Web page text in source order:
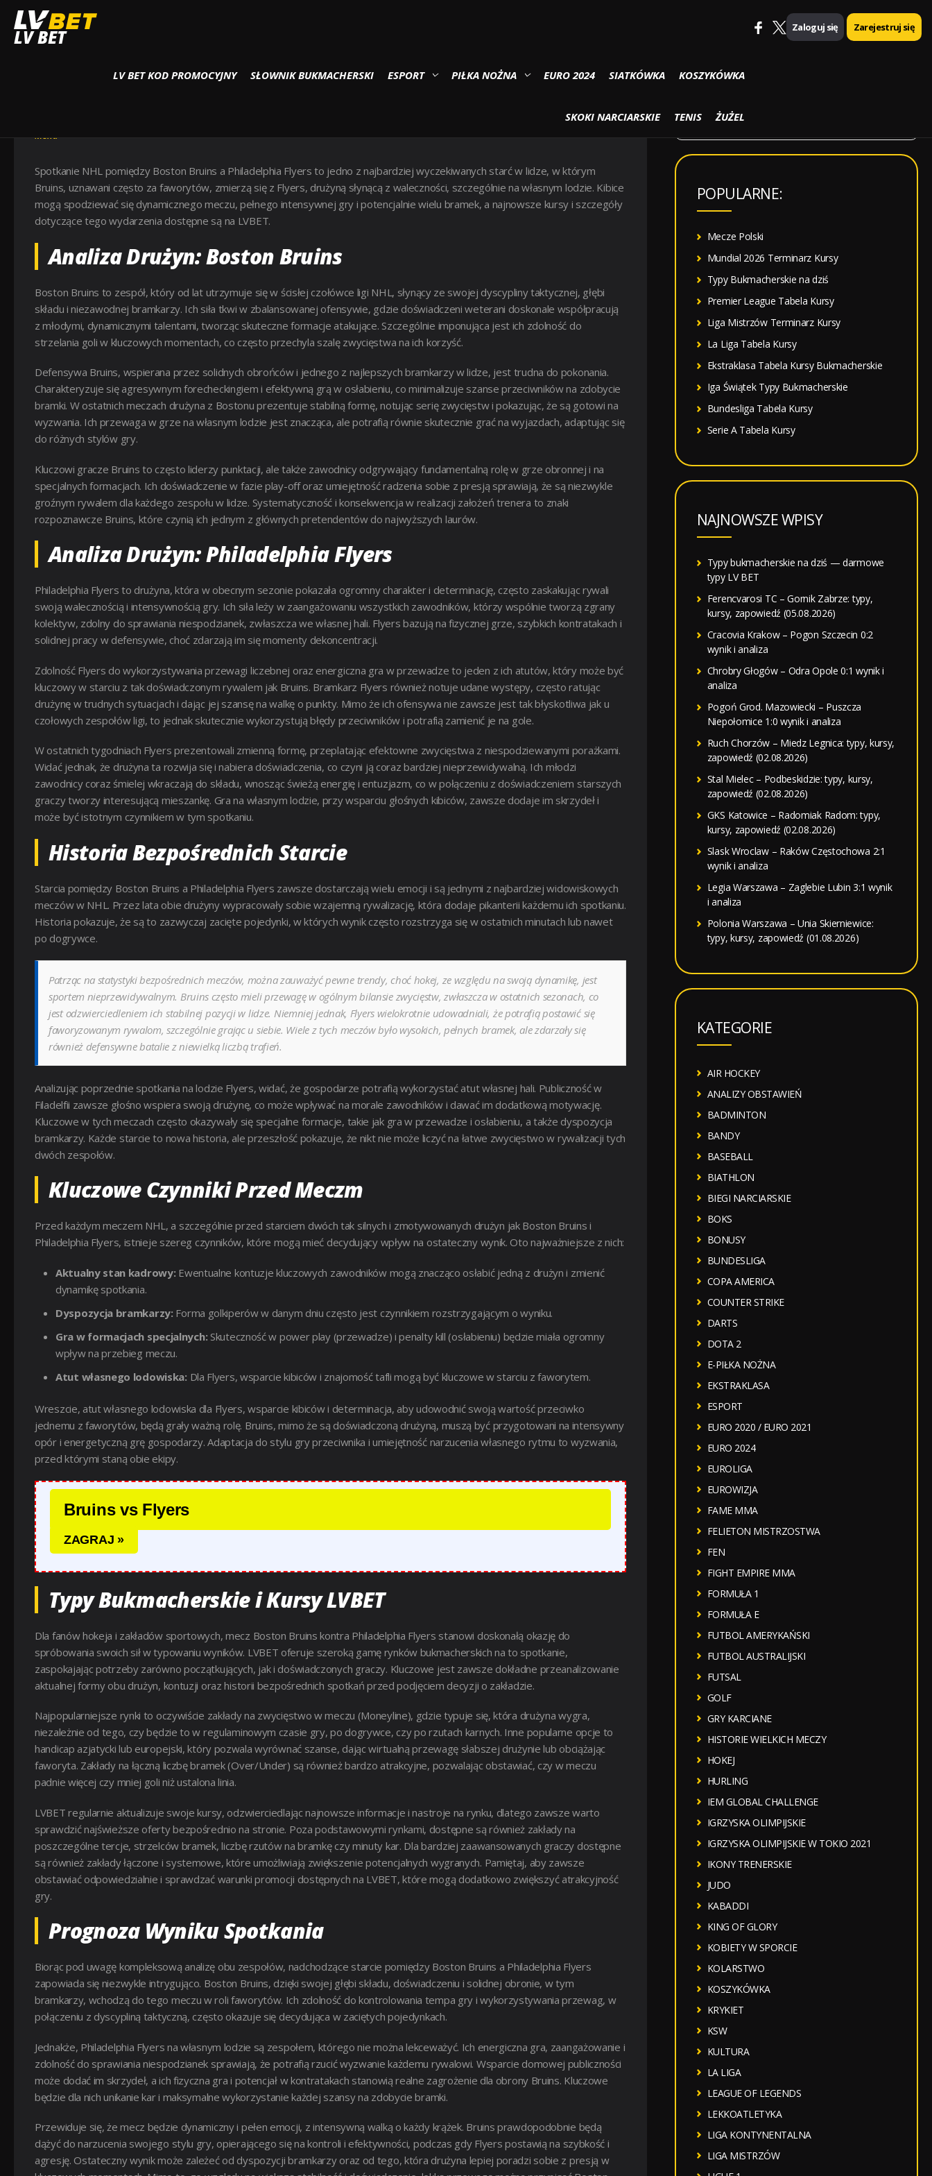
LV BET
LV BET KOD PROMOCYJNY SŁOWNIK BUKMACHERSKI ESPORT PIŁKA NOŻNA EURO 2024 SIATKÓWKA KOSZYKÓWKA
SKOKI NARCIARSKIE TENIS ŻUŻEL
Zaloguj się Zarejestruj się
Strona główna Menu
NHL: BOSTON BRUINS @ PHILADELPHIA FLYERS – KLUCZOWE
Menu
Spotkanie NHL pomiędzy Boston Bruins a Philadelphia Flyers to jedno z najbardziej wyczekiwanych starć w lidze, w którym
Bruins, uznawani często za faworytów, zmierzą się z Flyers, drużyną słynącą z waleczności, szczególnie na własnym lodzie. Kibice
mogą spodziewać się dynamicznego meczu, pełnego intensywnej gry i potencjalnie wielu bramek, a najnowsze kursy i szczegóły
dotyczące tego wydarzenia dostępne są na LVBET.
Analiza Drużyn: Boston Bruins
Boston Bruins to zespół, który od lat utrzymuje się w ścisłej czołówce ligi NHL, słynący ze swojej dyscypliny taktycznej, głębi
składu i niezawodnej bramkarzy. Ich siła tkwi w zbalansowanej ofensywie, gdzie doświadczeni weterani doskonale współpracują
z młodymi, dynamicznymi talentami, tworząc skuteczne formacje atakujące. Szczególnie imponująca jest ich zdolność do
strzelania goli w kluczowych momentach, co często przechyla szalę zwycięstwa na ich korzyść.
Defensywa Bruins, wspierana przez solidnych obrońców i jednego z najlepszych bramkarzy w lidze, jest trudna do pokonania.
Charakteryzuje się agresywnym forecheckingiem i efektywną grą w osłabieniu, co minimalizuje szanse przeciwników na zdobycie
bramki. W ostatnich meczach drużyna z Bostonu prezentuje stabilną formę, notując serię zwycięstw i pokazując, że są gotowi na
wyzwania. Ich przewaga w grze na własnym lodzie jest znacząca, ale potrafią równie skutecznie grać na wyjazdach, adaptując się
do różnych stylów gry.
Kluczowi gracze Bruins to często liderzy punktacji, ale także zawodnicy odgrywający fundamentalną rolę w grze obronnej i na
specjalnych formacjach. Ich doświadczenie w fazie play-off oraz umiejętność radzenia sobie z presją sprawiają, że są niezwykle
groźnym rywalem dla każdego zespołu w lidze. Systematyczność i konsekwencja w realizacji założeń trenera to znaki
rozpoznawcze Bruins, które czynią ich jednym z głównych pretendentów do najwyższych laurów.
Analiza Drużyn: Philadelphia Flyers
Philadelphia Flyers to drużyna, która w obecnym sezonie pokazała ogromny charakter i determinację, często zaskakując rywali
swoją walecznością i intensywnością gry. Ich siła leży w zaangażowaniu wszystkich zawodników, którzy wspólnie tworzą zgrany
kolektyw, zdolny do sprawiania niespodzianek, zwłaszcza we własnej hali. Flyers bazują na fizycznej grze, szybkich kontratakach i
solidnej pracy w defensywie, choć zdarzają im się momenty dekoncentracji.
Zdolność Flyers do wykorzystywania przewagi liczebnej oraz energiczna gra w przewadze to jeden z ich atutów, który może być
kluczowy w starciu z tak doświadczonym rywalem jak Bruins. Bramkarz Flyers również notuje udane występy, często ratując
drużynę w trudnych sytuacjach i dając jej szansę na walkę o punkty. Mimo że ich ofensywa nie zawsze jest tak błyskotliwa jak u
czołowych zespołów ligi, to jednak skutecznie wykorzystują błędy przeciwników i potrafią zamienić je na gole.
W ostatnich tygodniach Flyers prezentowali zmienną formę, przeplatając efektowne zwycięstwa z niespodziewanymi porażkami.
Widać jednak, że drużyna ta rozwija się i nabiera doświadczenia, co czyni ją coraz bardziej nieprzewidywalną. Ich młodzi
zawodnicy coraz śmielej wkraczają do składu, wnosząc świeżą energię i entuzjazm, co w połączeniu z doświadczeniem starszych
graczy tworzy interesującą mieszankę. Gra na własnym lodzie, przy wsparciu głośnych kibiców, zawsze dodaje im skrzydeł i
może być istotnym czynnikiem w tym spotkaniu.
Historia Bezpośrednich Starcie
Starcia pomiędzy Boston Bruins a Philadelphia Flyers zawsze dostarczają wielu emocji i są jednymi z najbardziej widowiskowych
meczów w NHL. Przez lata obie drużyny wypracowały sobie wzajemną rywalizację, która dodaje pikanterii każdemu ich spotkaniu.
Historia pokazuje, że są to zazwyczaj zacięte pojedynki, w których wynik często rozstrzyga się w ostatnich minutach lub nawet
po dogrywce.
Patrząc na statystyki bezpośrednich meczów, można zauważyć pewne trendy, choć hokej, ze względu na swoją dynamikę, jest
sportem nieprzewidywalnym. Bruins często mieli przewagę w ogólnym bilansie zwycięstw, zwłaszcza w ostatnich sezonach, co
jest odzwierciedleniem ich stabilnej pozycji w lidze. Niemniej jednak, Flyers wielokrotnie udowadniali, że potrafią postawić się
faworyzowanym rywalom, szczególnie grając u siebie. Wiele z tych meczów było wysokich, pełnych bramek, ale zdarzały się
również defensywne batalie z niewielką liczbą trafień.
Analizując poprzednie spotkania na lodzie Flyers, widać, że gospodarze potrafią wykorzystać atut własnej hali. Publiczność w
Filadelfii zawsze głośno wspiera swoją drużynę, co może wpływać na morale zawodników i dawać im dodatkową motywację.
Kluczowe w tych meczach często okazywały się specjalne formacje, takie jak gra w przewadze i osłabieniu, a także dyspozycja
bramkarzy. Każde starcie to nowa historia, ale przeszłość pokazuje, że nikt nie może liczyć na łatwe zwycięstwo w rywalizacji tych
dwóch zespołów.
Kluczowe Czynniki Przed Meczm
Przed każdym meczem NHL, a szczególnie przed starciem dwóch tak silnych i zmotywowanych drużyn jak Boston Bruins i
Philadelphia Flyers, istnieje szereg czynników, które mogą mieć decydujący wpływ na ostateczny wynik. Oto najważniejsze z nich:
Aktualny stan kadrowy: Ewentualne kontuzje kluczowych zawodników mogą znacząco osłabić jedną z drużyn i zmienić
dynamikę spotkania.
Dyspozycja bramkarzy: Forma golkiperów w danym dniu często jest czynnikiem rozstrzygającym o wyniku.
Gra w formacjach specjalnych: Skuteczność w power play (przewadze) i penalty kill (osłabieniu) będzie miała ogromny
wpływ na przebieg meczu.
Atut własnego lodowiska: Dla Flyers, wsparcie kibiców i znajomość tafli mogą być kluczowe w starciu z faworytem.
Wreszcie, atut własnego lodowiska dla Flyers, wsparcie kibiców i determinacja, aby udowodnić swoją wartość przeciwko
jednemu z faworytów, będą grały ważną rolę. Bruins, mimo że są doświadczoną drużyną, muszą być przygotowani na intensywny
opór i energetyczną grę gospodarzy. Adaptacja do stylu gry przeciwnika i umiejętność narzucenia własnego rytmu to wyzwania,
przed którymi staną obie ekipy.
Bruins vs Flyers
ZAGRAJ »
Typy Bukmacherskie i Kursy LVBET
Dla fanów hokeja i zakładów sportowych, mecz Boston Bruins kontra Philadelphia Flyers stanowi doskonałą okazję do
spróbowania swoich sił w typowaniu wyników. LVBET oferuje szeroką gamę rynków bukmacherskich na to spotkanie,
zaspokajając potrzeby zarówno początkujących, jak i doświadczonych graczy. Kluczowe jest zawsze dokładne przeanalizowanie
aktualnej formy obu drużyn, kontuzji oraz historii bezpośrednich spotkań przed podjęciem decyzji o zakładzie.
Najpopularniejsze rynki to oczywiście zakłady na zwycięstwo w meczu (Moneyline), gdzie typuje się, która drużyna wygra,
niezależnie od tego, czy będzie to w regulaminowym czasie gry, po dogrywce, czy po rzutach karnych. Inne popularne opcje to
handicap azjatycki lub europejski, który pozwala wyrównać szanse, dając wirtualną przewagę słabszej drużynie lub obciążając
faworyta. Zakłady na łączną liczbę bramek (Over/Under) są również bardzo atrakcyjne, pozwalając obstawiać, czy w meczu
padnie więcej czy mniej goli niż ustalona linia.
LVBET regularnie aktualizuje swoje kursy, odzwierciedlając najnowsze informacje i nastroje na rynku, dlatego zawsze warto
sprawdzić najświeższe oferty bezpośrednio na stronie. Poza podstawowymi rynkami, dostępne są również zakłady na
poszczególne tercje, strzelców bramek, liczbę rzutów na bramkę czy minuty kar. Dla bardziej zaawansowanych graczy dostępne
są również zakłady łączone i systemowe, które umożliwiają zwiększenie potencjalnych wygranych. Pamiętaj, aby zawsze
obstawiać odpowiedzialnie i sprawdzać warunki promocji dostępnych na LVBET, które mogą dodatkowo zwiększyć atrakcyjność
gry.
Prognoza Wyniku Spotkania
Biorąc pod uwagę kompleksową analizę obu zespołów, nadchodzące starcie pomiędzy Boston Bruins a Philadelphia Flyers
zapowiada się niezwykle intrygująco. Boston Bruins, dzięki swojej głębi składu, doświadczeniu i solidnej obronie, w tym
bramkarzy, wchodzą do tego meczu w roli faworytów. Ich zdolność do kontrolowania tempa gry i wykorzystywania przewag, w
połączeniu z dyscypliną taktyczną, często okazuje się decydująca w zaciętych pojedynkach.
Jednakże, Philadelphia Flyers na własnym lodzie są zespołem, którego nie można lekceważyć. Ich energiczna gra, zaangażowanie i
zdolność do sprawiania niespodzianek sprawiają, że potrafią rzucić wyzwanie każdemu rywalowi. Wsparcie domowej publiczności
może dodać im skrzydeł, a ich fizyczna gra i potencjał w kontratakach stanowią realne zagrożenie dla obrony Bruins. Kluczowe
będzie dla nich unikanie kar i maksymalne wykorzystanie każdej szansy na zdobycie bramki.
Przewiduje się, że mecz będzie dynamiczny i pełen emocji, z intensywną walką o każdy krążek. Bruins prawdopodobnie będą
dążyć do narzucenia swojego stylu gry, opierającego się na kontroli i efektywności, podczas gdy Flyers postawią na szybkość i
agresję. Ostateczny wynik może zależeć od dyspozycji bramkarzy oraz od tego, która drużyna lepiej poradzi sobie z presją w
SZUKAJ
k
POPULARNE:
Mecze Polski
Mundial 2026 Terminarz Kursy
Typy Bukmacherskie na dziś
Premier League Tabela Kursy
Liga Mistrzów Terminarz Kursy
La Liga Tabela Kursy
Ekstraklasa Tabela Kursy Bukmacherskie
Iga Świątek Typy Bukmacherskie
Bundesliga Tabela Kursy
Serie A Tabela Kursy
NAJNOWSZE WPISY
Typy bukmacherskie na dziś — darmowe
typy LV BET
Ferencvarosi TC – Gornik Zabrze: typy,
kursy, zapowiedź (05.08.2026)
Cracovia Krakow – Pogon Szczecin 0:2
wynik i analiza
Chrobry Głogów – Odra Opole 0:1 wynik i
analiza
Pogoń Grod. Mazowiecki – Puszcza
Niepołomice 1:0 wynik i analiza
Ruch Chorzów – Miedz Legnica: typy, kursy,
zapowiedź (02.08.2026)
Stal Mielec – Podbeskidzie: typy, kursy,
zapowiedź (02.08.2026)
GKS Katowice – Radomiak Radom: typy,
kursy, zapowiedź (02.08.2026)
Slask Wroclaw – Raków Częstochowa 2:1
wynik i analiza
Legia Warszawa – Zaglebie Lubin 3:1 wynik
i analiza
Polonia Warszawa – Unia Skierniewice:
typy, kursy, zapowiedź (01.08.2026)
KATEGORIE
AIR HOCKEY
ANALIZY OBSTAWIEŃ
BADMINTON
BANDY
BASEBALL
BIATHLON
BIEGI NARCIARSKIE
BOKS
BONUSY
BUNDESLIGA
COPA AMERICA
COUNTER STRIKE
DARTS
DOTA 2
E-PIŁKA NOŻNA
EKSTRAKLASA
ESPORT
EURO 2020 / EURO 2021
EURO 2024
EUROLIGA
EUROWIZJA
FAME MMA
FELIETON MISTRZOSTWA
FEN
FIGHT EMPIRE MMA
FORMUŁA 1
FORMUŁA E
FUTBOL AMERYKAŃSKI
FUTBOL AUSTRALIJSKI
FUTSAL
GOLF
GRY KARCIANE
HISTORIE WIELKICH MECZY
HOKEJ
HURLING
IEM GLOBAL CHALLENGE
IGRZYSKA OLIMPIJSKIE
IGRZYSKA OLIMPIJSKIE W TOKIO 2021
IKONY TRENERSKIE
JUDO
KABADDI
KING OF GLORY
KOBIETY W SPORCIE
KOLARSTWO
KOSZYKÓWKA
KRYKIET
KSW
KULTURA
LA LIGA
LEAGUE OF LEGENDS
LEKKOATLETYKA
LIGA KONTYNENTALNA
LIGA MISTRZÓW